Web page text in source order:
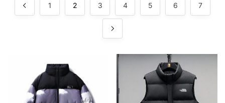
1 2 3 4 5 6 7